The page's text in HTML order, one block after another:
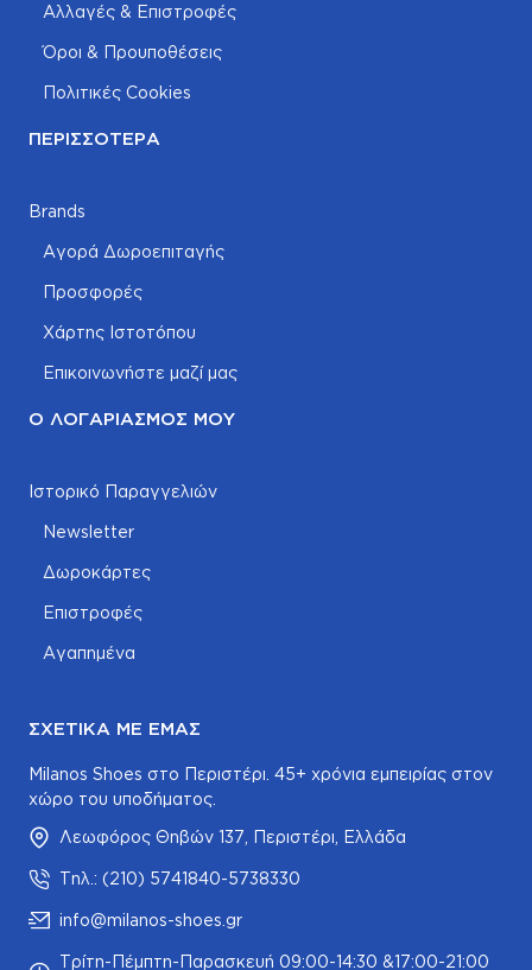
Αλλαγές & Επιστροφές
Όροι & Προυποθέσεις
Πολιτικές Cookies
ΠΕΡΙΣΣΌΤΕΡΑ
Brands
Αγορά Δωροεπιταγής
Προσφορές
Χάρτης Ιστοτόπου
Επικοινωνήστε μαζί μας
Ο ΛΟΓΑΡΙΑΣΜΌΣ ΜΟΥ
Ιστορικό Παραγγελιών
Newsletter
Δωροκάρτες
Επιστροφές
Αγαπημένα
ΣΧΕΤΙΚΆ ΜΕ ΕΜΆΣ
Milanos Shoes στο Περιστέρι. 45+ χρόνια εμπειρίας στον
χώρο του υποδήματος.
Λεωφόρος Θηβών 137, Περιστέρι, Ελλάδα
Τηλ.: (210) 5741840-5738330
info@milanos-shoes.gr
Τρίτη-Πέμπτη-Παρασκευή 09:00-14:30 &17:00-21:00